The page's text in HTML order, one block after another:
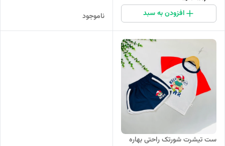
افزودن به سبد ناموجود
ست تیشرت شورتک راحتی بهاره